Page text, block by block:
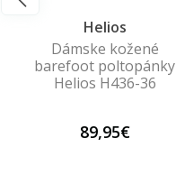
Helios
Dámske kožené
barefoot poltopánky
Helios H436-36
89,95€